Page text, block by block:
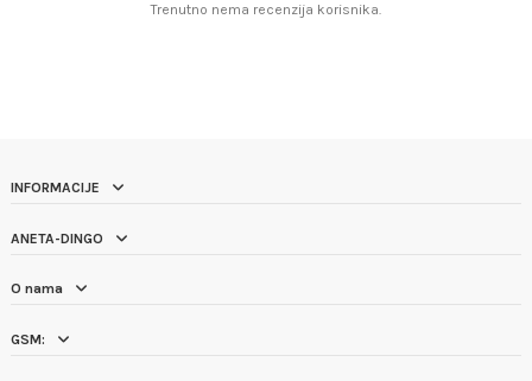
Trenutno nema recenzija korisnika.
INFORMACIJE
ANETA-DINGO
O nama
GSM: